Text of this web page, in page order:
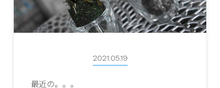
2021.05.19
最近の。。。